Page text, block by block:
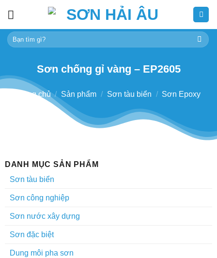
content
Tìm
kiếm:
Sơn chống gỉ vàng – EP2605
Trang chủ / Sản phẩm / Sơn tàu biển / Sơn Epoxy
DANH MỤC SẢN PHẨM
Sơn tàu biển
Sơn công nghiệp
Sơn nước xây dựng
Sơn đặc biệt
Dung môi pha sơn